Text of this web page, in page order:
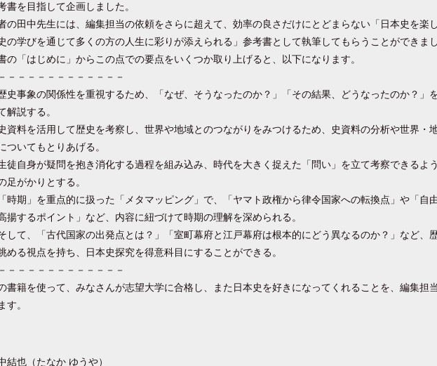
書を目指して企画しました。
の田中先生には、編集担当の依頼をさらに超えて、効率の良さだけにとどまらない「日本史を楽
の学びを通じて多くの方の人生に彩りが添えられる」参考書として執筆してもらうことができまし
の「はじめに」からこの点での要点をいくつか取り上げると、以下になります。
－－－－－－－－－－－－
史事象の関係性を重視するため、「なぜ、そうなったのか？」「その結果、どうなったのか？」
解説する。
資料を活用して歴史を考察し、世界や地域とのつながりをみつけるため、史資料の分析や世界・
ついてもとりあげる。
徒自身が疑問を抱き消化する過程を組み込み、時代を大きく捉えた「問い」を立て考察できるよ
足がかりとする。
時期」を重点的に扱った「メタマッピング」で、「ヤマト政権から律令国家への転換点」や「自
揚するポイント」など、内容に紐づけて時期の理解を深められる。
して、「古代国家の出発点とは？」「室町幕府と江戸幕府は根本的にどう異なるのか？」など、
める視点を持ち、日本史探究を得意科目にすることができる。
－－－－－－－－－－－－
書籍を使って、みなさんが志望大学に合格し、また日本史を好きになってくれることを、編集担
す。
結也（たなか ゆうや）